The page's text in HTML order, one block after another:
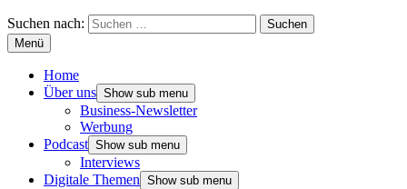
Suchen nach:
Menü
Home
Über uns Show sub menu
Business-Newsletter
Werbung
Podcast Show sub menu
Interviews
Digitale Themen Show sub menu